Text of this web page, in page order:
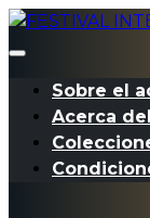
Sobre el
Acerca